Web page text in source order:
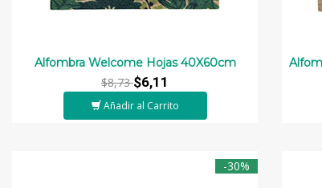
Alfombra Welcome Hojas 40X60cm
$8,73$6,11
Añadir al Carrito
-30%